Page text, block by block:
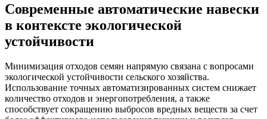
Современные автоматические навески
в контексте экологической
устойчивости
Минимизация отходов семян напрямую связана с вопросами
экологической устойчивости сельского хозяйства.
Использование точных автоматизированных систем снижает
количество отходов и энергопотребления, а также
способствует сокращению выбросов вредных веществ за счет